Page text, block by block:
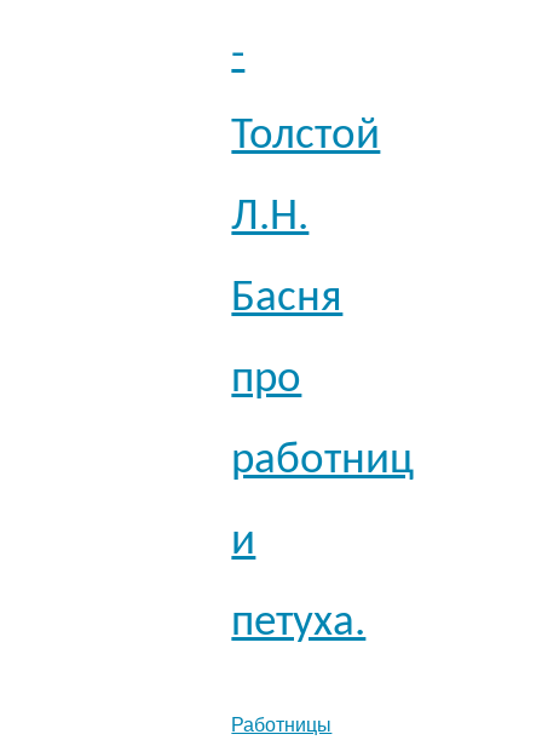
-
Толстой
Л.Н.
Басня
про
работниц
и
петуха.
Работницы